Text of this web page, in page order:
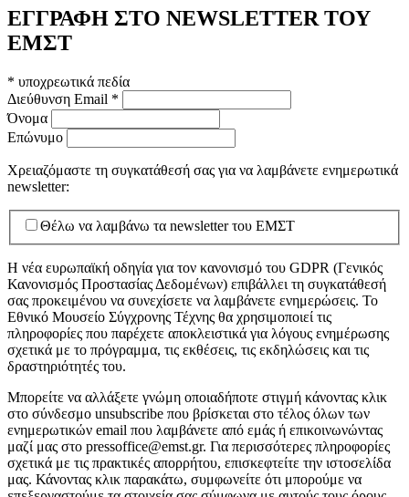
ΕΓΓΡΑΦΗ ΣΤΟ NEWSLETTER ΤΟΥ
ΕΜΣΤ
* υποχρεωτικά πεδία
Διεύθυνση Email *
Όνομα
Επώνυμο
Χρειαζόμαστε τη συγκατάθεσή σας για να λαμβάνετε ενημερωτικά
newsletter:
Θέλω να λαμβάνω τα newsletter του ΕΜΣΤ
Η νέα ευρωπαϊκή οδηγία για τον κανονισμό του GDPR (Γενικός
Κανονισμός Προστασίας Δεδομένων) επιβάλλει τη συγκατάθεσή
σας προκειμένου να συνεχίσετε να λαμβάνετε ενημερώσεις. Το
Εθνικό Μουσείο Σύγχρονης Τέχνης θα χρησιμοποιεί τις
πληροφορίες που παρέχετε αποκλειστικά για λόγους ενημέρωσης
σχετικά με το πρόγραμμα, τις εκθέσεις, τις εκδηλώσεις και τις
δραστηριότητές του.
Μπορείτε να αλλάξετε γνώμη οποιαδήποτε στιγμή κάνοντας κλικ
στο σύνδεσμο unsubscribe που βρίσκεται στο τέλος όλων των
ενημερωτικών email που λαμβάνετε από εμάς ή επικοινωνώντας
μαζί μας στο pressoffice@emst.gr. Για περισσότερες πληροφορίες
σχετικά με τις πρακτικές απορρήτου, επισκεφτείτε την ιστοσελίδα
μας. Κάνοντας κλικ παρακάτω, συμφωνείτε ότι μπορούμε να